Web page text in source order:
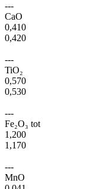
---
CaO
0,410
0,420
---
TiO₂
0,570
0,530
---
Fe₂O₃ tot
1,200
1,170
---
MnO